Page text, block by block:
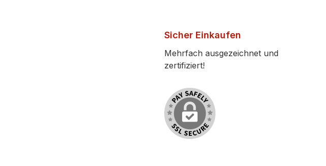
Sicher Einkaufen
Mehrfach ausgezeichnet und
zertifiziert!